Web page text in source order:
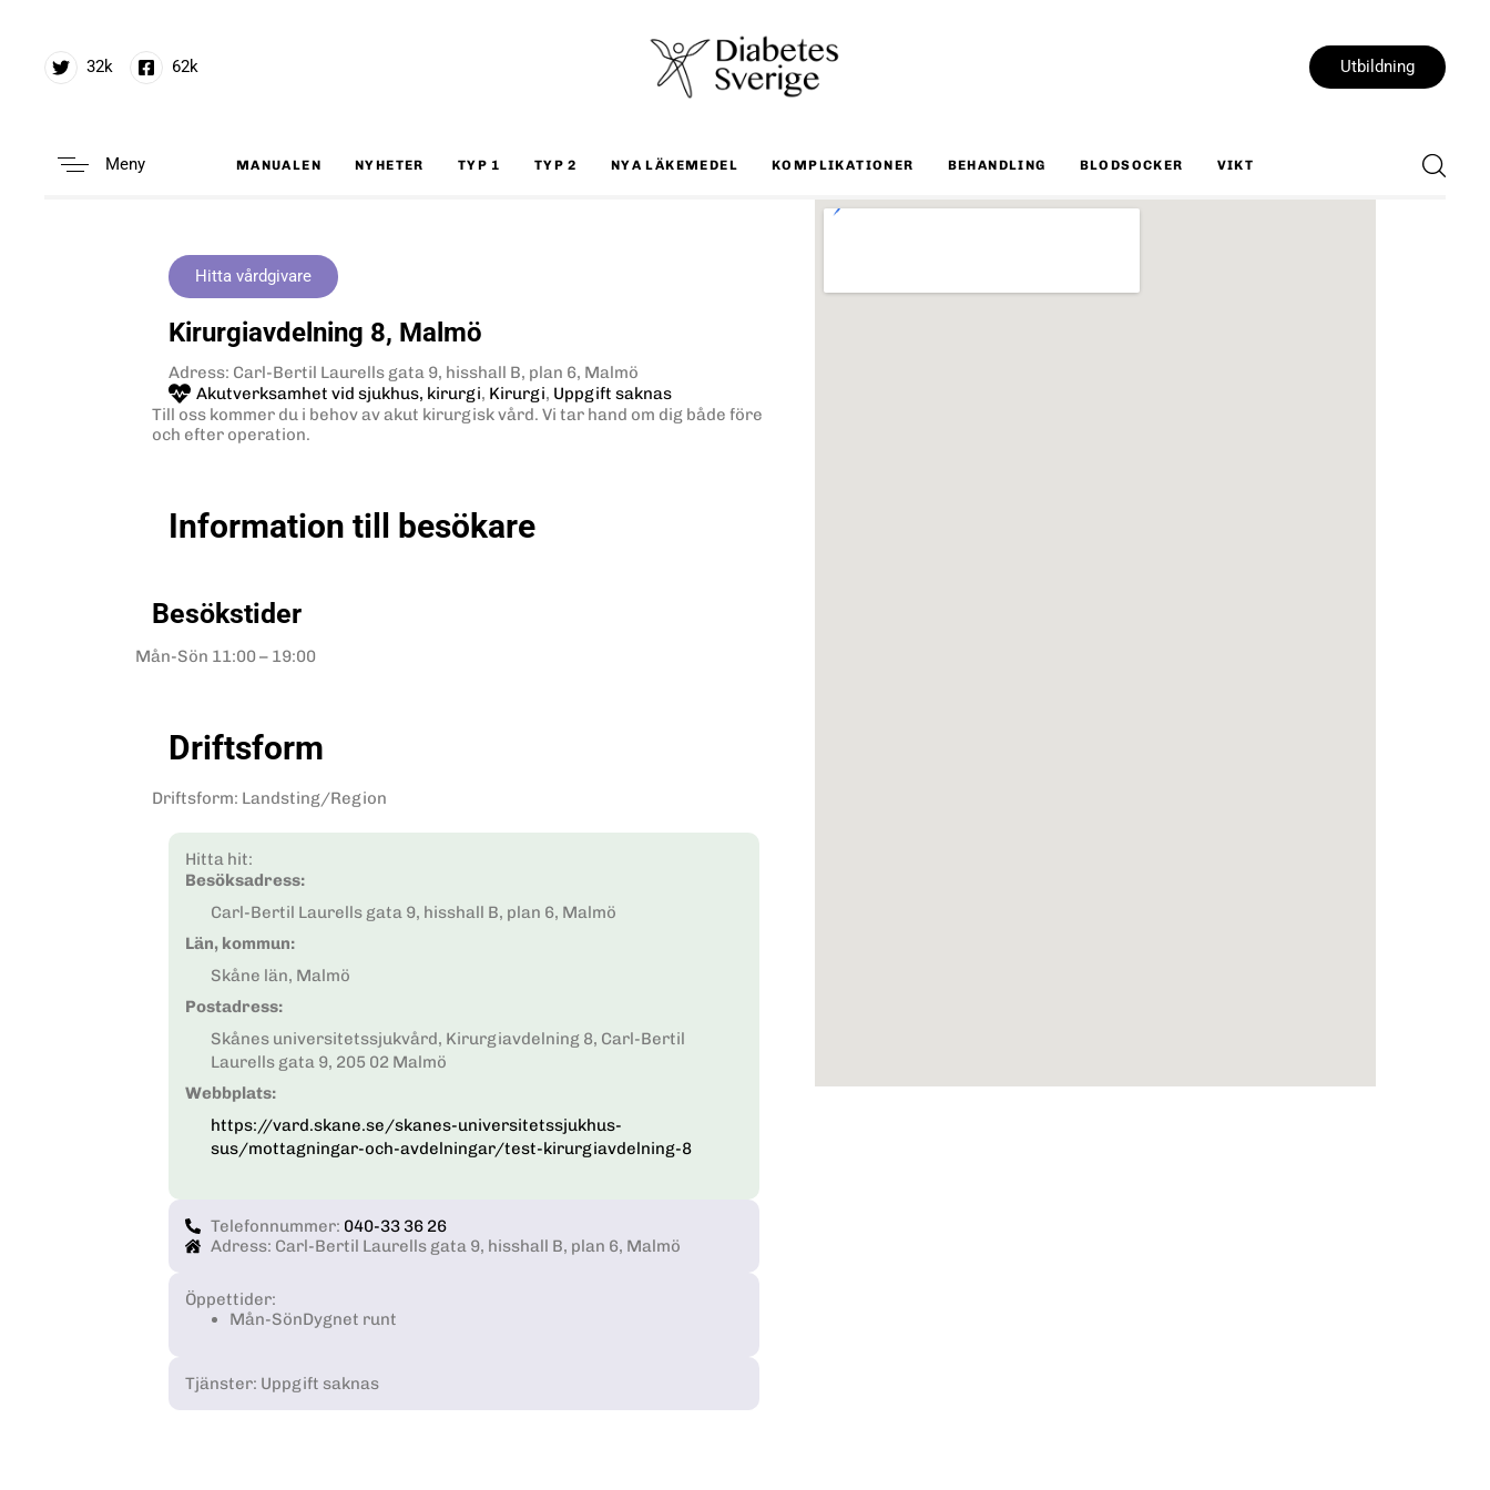
32k 62k Utbildning
Meny MANUALEN NYHETER TYP 1 TYP 2 NYA LÄKEMEDEL KOMPLIKATIONER BEHANDLING BLODSOCKER VIKT
Hitta vårdgivare
Kirurgiavdelning 8, Malmö
Adress: Carl-Bertil Laurells gata 9, hisshall B, plan 6, Malmö
Akutverksamhet vid sjukhus, kirurgi, Kirurgi, Uppgift saknas
Till oss kommer du i behov av akut kirurgisk vård. Vi tar hand om dig både före
och efter operation.
Information till besökare
Besökstider
Mån-Sön 11:00 – 19:00
Driftsform
Driftsform: Landsting/Region
Hitta hit:
Besöksadress:
Carl-Bertil Laurells gata 9, hisshall B, plan 6, Malmö
Län, kommun:
Skåne län, Malmö
Postadress:
Skånes universitetssjukvård, Kirurgiavdelning 8, Carl-Bertil
Laurells gata 9, 205 02 Malmö
Webbplats:
https://vard.skane.se/skanes-universitetssjukhus-
sus/mottagningar-och-avdelningar/test-kirurgiavdelning-8
Telefonnummer: 040-33 36 26
Adress: Carl-Bertil Laurells gata 9, hisshall B, plan 6, Malmö
Öppettider:
Mån-SönDygnet runt
Tjänster: Uppgift saknas